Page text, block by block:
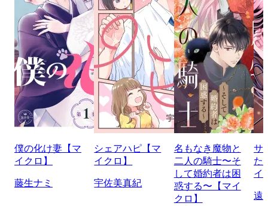
僕の化け妻【マ
イクロ】
藤生ナミ
シェアハピ【マ
イクロ】
宇佐美真紀
名もなき魔物と
二人の騎士〜そ
して婚約者は困
惑する〜【マイ
クロ】
サ
た
イ
遠